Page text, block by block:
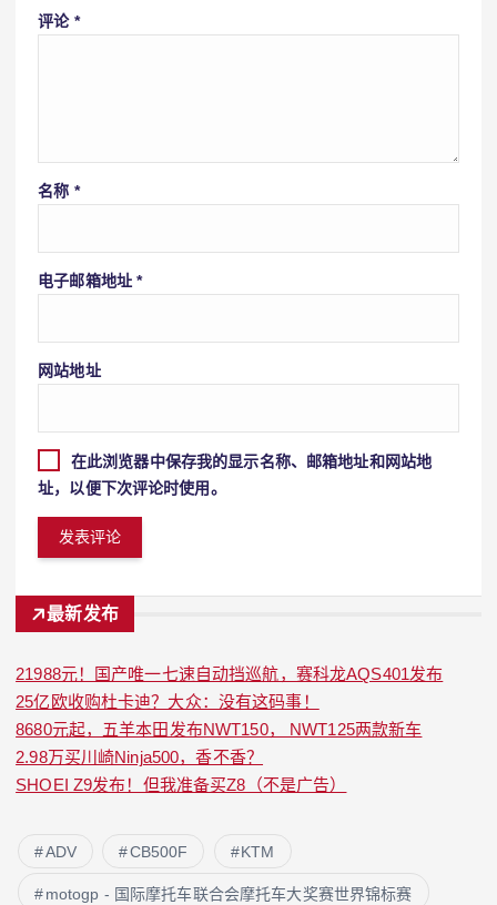
评论 *
名称 *
电子邮箱地址*
网站地址
在此浏览器中保存我的显示名称、邮箱地址和网站地
址，以便下次评论时使用。
最新发布
21988元！国产唯一七速自动挡巡航，赛科龙AQS401发布
25亿欧收购杜卡迪？大众：没有这码事！
8680元起，五羊本田发布NWT150， NWT125两款新车
2.98万买川崎Ninja500，香不香？
SHOEI Z9发布！但我准备买Z8（不是广告）
ADV CB500F KTM
motogp - 国际摩托车联合会摩托车大奖赛世界锦标赛